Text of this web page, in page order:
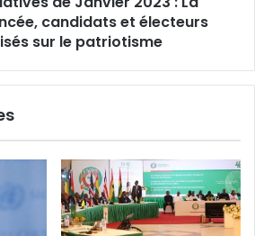
candidats et électeurs
sur le patriotisme